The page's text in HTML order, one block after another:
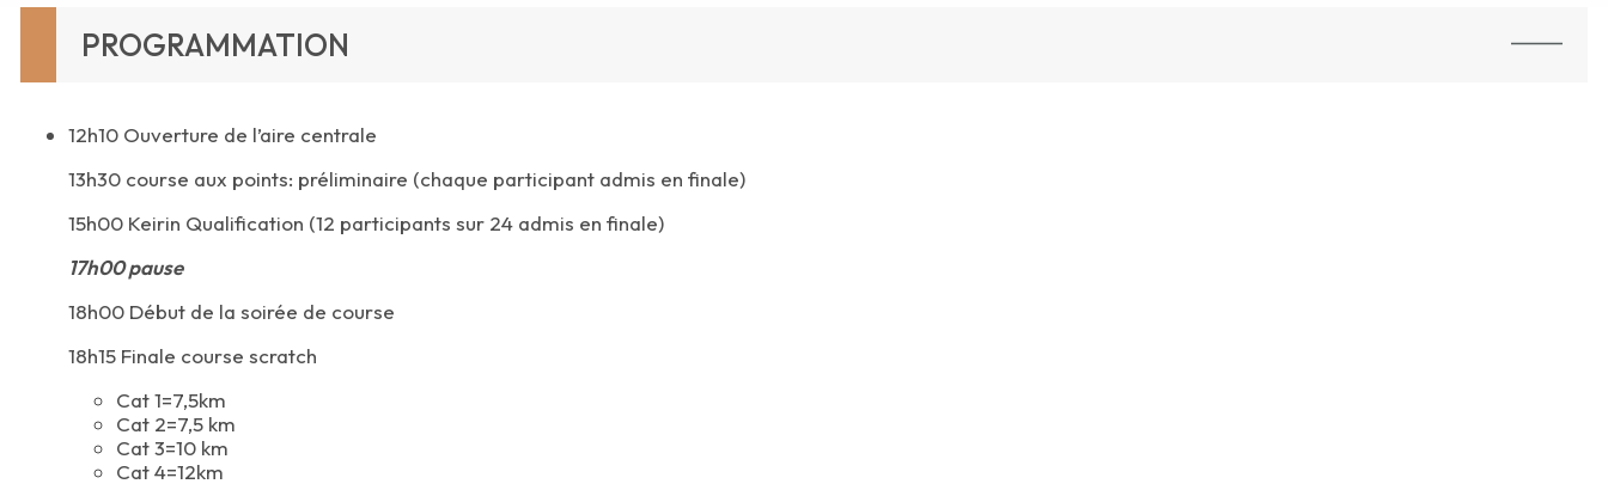
PROGRAMMATION
12h10 Ouverture de l’aire centrale
13h30 course aux points: préliminaire (chaque participant admis en finale)
15h00 Keirin Qualification (12 participants sur 24 admis en finale)
17h00 pause
18h00 Début de la soirée de course
18h15 Finale course scratch
Cat 1=7,5km
Cat 2=7,5 km
Cat 3=10 km
Cat 4=12km